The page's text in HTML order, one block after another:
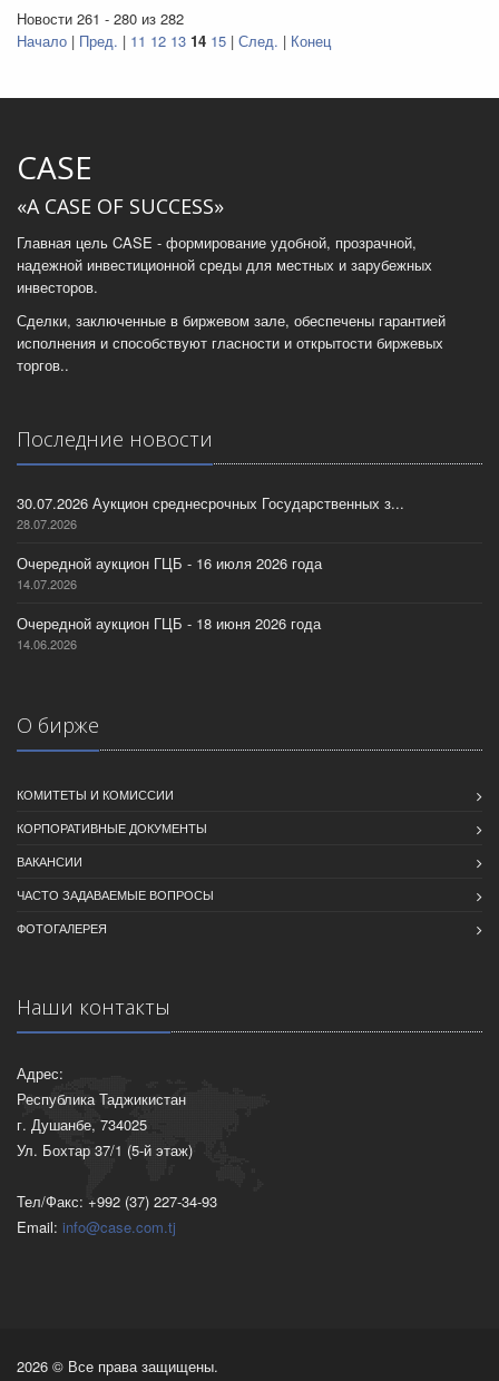
Новости 261 - 280 из 282
Начало | Пред. | 11 12 13 14 15 | След. | Конец
CASE
«A CASE OF SUCCESS»
Главная цель CASE - формирование удобной, прозрачной,
надежной инвестиционной среды для местных и зарубежных
инвесторов.
Сделки, заключенные в биржевом зале, обеспечены гарантией
исполнения и способствуют гласности и открытости биржевых
торгов..
Последние новости
30.07.2026 Аукцион среднесрочных Государственных з...
28.07.2026
Очередной аукцион ГЦБ - 16 июля 2026 года
14.07.2026
Очередной аукцион ГЦБ - 18 июня 2026 года
14.06.2026
О бирже
КОМИТЕТЫ И КОМИССИИ
КОРПОРАТИВНЫЕ ДОКУМЕНТЫ
ВАКАНСИИ
ЧАСТО ЗАДАВАЕМЫЕ ВОПРОСЫ
ФОТОГАЛЕРЕЯ
Наши контакты
Адрес:
Республика Таджикистан
г. Душанбе, 734025
Ул. Бохтар 37/1 (5-й этаж)
Тел/Факс: +992 (37) 227-34-93
Email: info@case.com.tj
2026 © Все права защищены.